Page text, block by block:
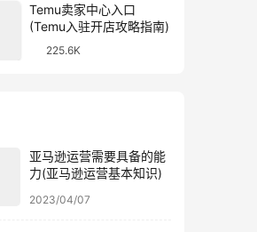
Temu卖家中心入口
(Temu入驻开店攻略指南)
225.6K
亚马逊运营需要具备的能
力(亚马逊运营基本知识)
2023/04/07